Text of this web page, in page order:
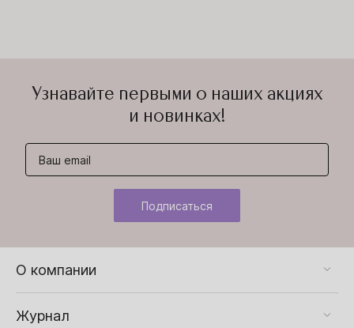
Узнавайте первыми о наших акциях
и новинках!
Подписаться
О компании
Журнал